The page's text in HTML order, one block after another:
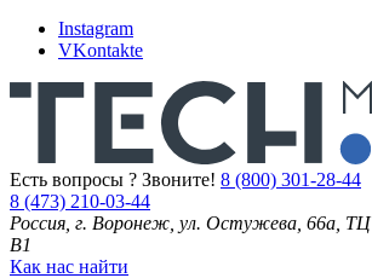
Instagram
VKontakte
Есть вопросы ? Звоните! 8 (800) 301-28-44
8 (473) 210-03-44
Россия, г. Воронеж, ул. Остужева, 66а,
В1
Как нас найти